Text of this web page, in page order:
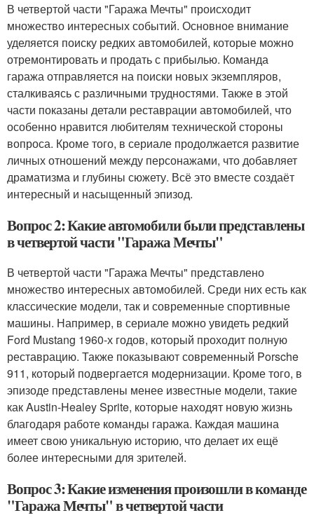
В четвертой части "Гаража Мечты" происходит
множество интересных событий. Основное внимание
уделяется поиску редких автомобилей, которые можно
отремонтировать и продать с прибылью. Команда
гаража отправляется на поиски новых экземпляров,
сталкиваясь с различными трудностями. Также в этой
части показаны детали реставрации автомобилей, что
особенно нравится любителям технической стороны
вопроса. Кроме того, в сериале продолжается развитие
личных отношений между персонажами, что добавляет
драматизма и глубины сюжету. Всё это вместе создаёт
интересный и насыщенный эпизод.
Вопрос 2: Какие автомобили были представлены
в четвертой части "Гаража Мечты"
В четвертой части "Гаража Мечты" представлено
множество интересных автомобилей. Среди них есть как
классические модели, так и современные спортивные
машины. Например, в сериале можно увидеть редкий
Ford Mustang 1960-х годов, который проходит полную
реставрацию. Также показывают современный Porsche
911, который подвергается модернизации. Кроме того, в
эпизоде представлены менее известные модели, такие
как Austin-Healey Sprite, которые находят новую жизнь
благодаря работе команды гаража. Каждая машина
имеет свою уникальную историю, что делает их ещё
более интересными для зрителей.
Вопрос 3: Какие изменения произошли в команде
"Гаража Мечты" в четвертой части